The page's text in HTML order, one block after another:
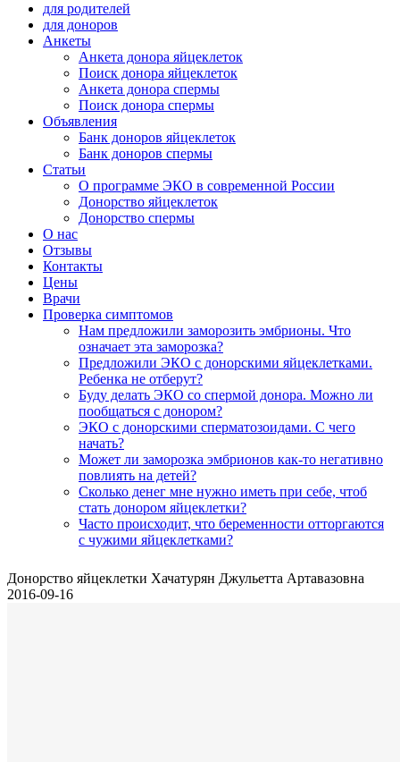
для родителей
для доноров
Анкеты
Анкета донора яйцеклеток
Поиск донора яйцеклеток
Анкета донора спермы
Поиск донора спермы
Объявления
Банк доноров яйцеклеток
Банк доноров спермы
Статьи
О программе ЭКО в современной России
Донорство яйцеклеток
Донорство спермы
О нас
Отзывы
Контакты
Цены
Врачи
Проверка симптомов
Нам предложили заморозить эмбрионы. Что
означает эта заморозка?
Предложили ЭКО с донорскими яйцеклетками.
Ребенка не отберут?
Буду делать ЭКО со спермой донора. Можно ли
пообщаться с донором?
ЭКО с донорскими сперматозоидами. С чего
начать?
Может ли заморозка эмбрионов как-то негативно
повлиять на детей?
Сколько денег мне нужно иметь при себе, чтоб
стать донором яйцеклетки?
Часто происходит, что беременности отторгаются
с чужими яйцеклетками?
Донорство яйцеклетки Хачатурян Джульетта Артавазовна
2016-09-16